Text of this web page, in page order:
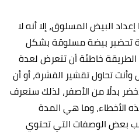
البيض المسلوق، إلا أنه لا
تحضير بيضة مسلوقة بشكل
خاطئة أن تتعرض لعدة
تحاول تقشير القشرة، أو أن
بدلًا من الأصفر، لذلك سنعرف
الأخطاء، وما هي المدة
بعض الوصفات التي تحتوي